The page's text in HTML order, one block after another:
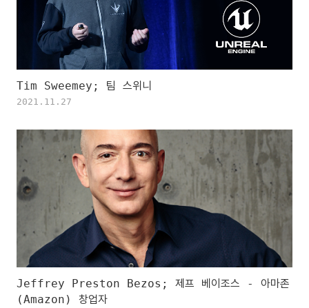
Tim Sweemey; 팀 스위니
2021.11.27
Jeffrey Preston Bezos; 제프 베이조스 - 아마존
(Amazon) 창업자